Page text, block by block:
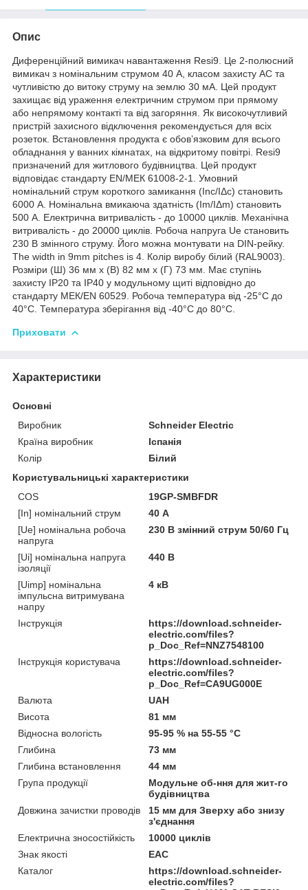
Опис
Диференційний вимикач навантаження Resi9. Це 2-полюсний
вимикач з номінальним струмом 40 А, класом захисту АС та
чутливістю до витоку струму на землю 30 мА. Цей продукт
захищає від ураження електричним струмом при прямому
або непрямому контакті та від загоряння. Як високочутливий
пристрій захисного відключення рекомендується для всіх
розеток. Встановлення продукта є обов’язковим для всього
обладнання у ванних кімнатах, на відкритому повітрі. Resi9
призначений для житлового будівництва. Цей продукт
відповідає стандарту EN/МЕК 61008-2-1. Умовний
номінальний струм короткого замикання (Inc/IΔc) становить
6000 А. Номінальна вмикаюча здатність (Im/IΔm) становить
500 А. Електрична витривалість - до 10000 циклів. Механічна
витривалість - до 20000 циклів. Робоча напруга Ue становить
230 В змінного струму. Його можна монтувати на DIN-рейку.
The width in 9mm pitches is 4. Колір виробу білий (RAL9003).
Розміри (Ш) 36 мм х (В) 82 мм х (Г) 73 мм. Має ступінь
захисту IP20 та IP40 у модульному щиті відповідно до
стандарту МЕК/EN 60529. Робоча температура від -25°C до
40°C. Температура зберігання від -40°C до 80°C.
Приховати
Характеристики
Основні
Виробник
Schneider Electric
Країна виробник
Іспанія
Колір
Білий
Користувальницькі характеристики
COS
19GP-SMBFDR
[In] номінальний струм
40 А
[Ue] номінальна робоча
напруга
230 В змінний струм 50/60 Гц
[Ui] номінальна напруга
ізоляції
440 В
[Uimp] номінальна
імпульсна витримувана
напру
4 кВ
Інструкція
https://download.schneider-
electric.com/files?
p_Doc_Ref=NNZ7548100
Інструкція користувача
https://download.schneider-
electric.com/files?
p_Doc_Ref=CA9UG000E
Валюта
UAH
Висота
81 мм
Відносна вологість
95-95 % на 55-55 °C
Глибина
73 мм
Глибина встановлення
44 мм
Група продукції
Модульне об-ння для жит-го
будівництва
Довжина зачистки проводів
15 мм для Зверху або знизу
з'єднання
Електрична зносостійкість
10000 циклів
Знак якості
EAC
Каталог
https://download.schneider-
electric.com/files?